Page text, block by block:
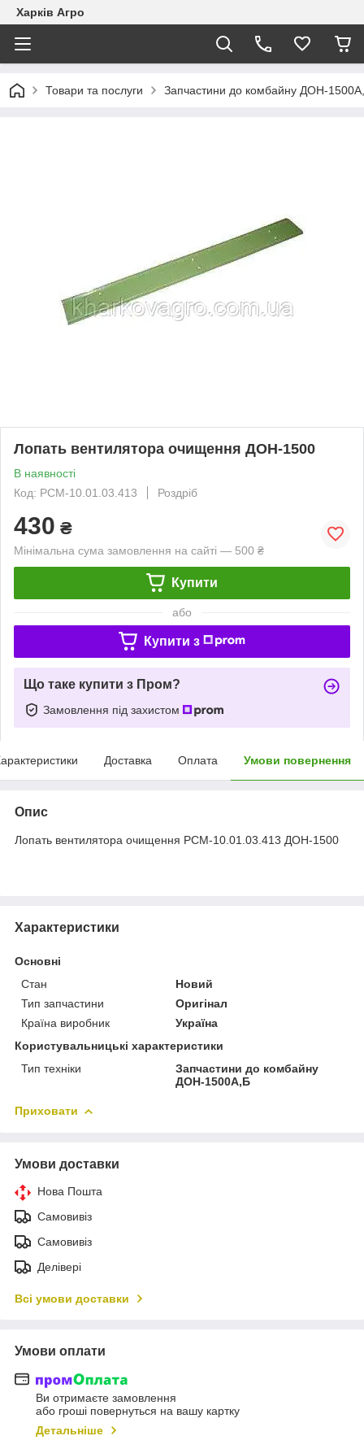
Харків Агро
Товари та послуги Запчастини до комбайну ДОН-
Лопать вентилятора очищення ДОН-1500
В наявності
Код: РСМ-10.01.03.413
Роздріб
430 ₴
Мінімальна сума замовлення на сайті — 500 ₴
Купити
або
Купити з
Що таке купити з Пром?
Замовлення під захистом
Доставка Оплата Умови повернення
Опис
Лопать вентилятора очищення РСМ-10.01.03.413 ДОН-1500
Характеристики
Основні
Стан
Новий
Тип запчастини
Оригінал
Країна виробник
Україна
Користувальницькі характеристики
Тип техніки
Запчастини до комбайну
ДОН-1500А,Б
Приховати
Умови доставки
Нова Пошта
Самовивіз
Самовивіз
Делівері
Всі умови доставки
Умови оплати
Ви отримаєте замовлення
або гроші повернуться на вашу картку
Детальніше